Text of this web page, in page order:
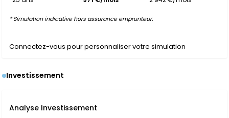
* Simulation indicative hors assurance emprunteur.
Connectez-vous pour personnaliser votre simulation
Investissement
Analyse Investissement